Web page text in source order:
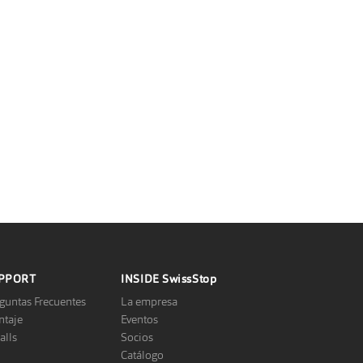
Frecuentes
INSIDESwissStop
La empresa
Eventos
Socios
Catálogo